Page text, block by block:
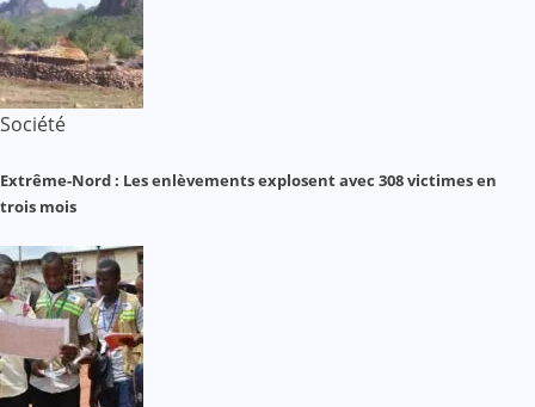
Société
Extrême-Nord : Les enlèvements explosent avec 308 victimes en
trois mois